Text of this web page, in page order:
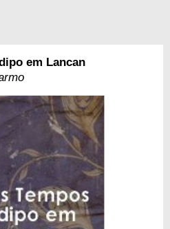
em Lancan